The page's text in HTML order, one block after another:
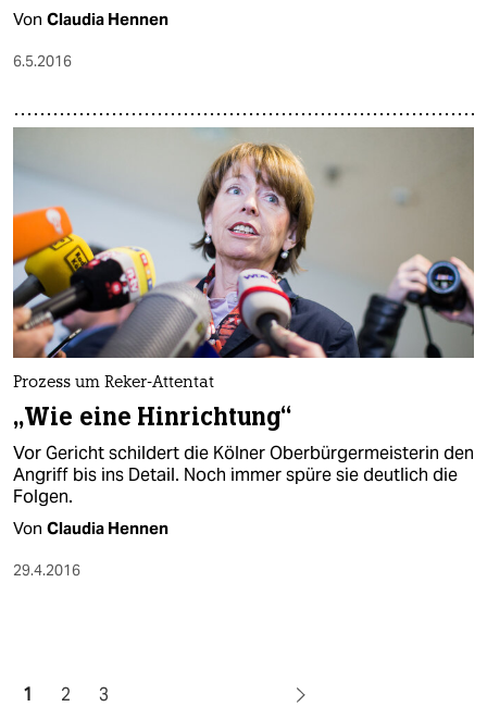
Von Claudia Hennen
6.5.2016
Prozess um Reker-Attentat
„Wie eine Hinrichtung“
Vor Gericht schildert die Kölner Oberbürgermeisterin den
Angriff bis ins Detail. Noch immer spüre sie deutlich die
Folgen.
Von Claudia Hennen
29.4.2016
1 2 3